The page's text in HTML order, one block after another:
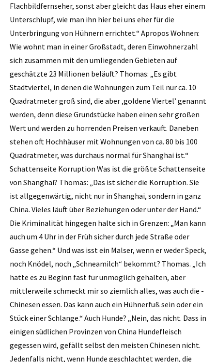
Flachbildfernseher, sonst aber gleicht das Haus eher einem
Unterschlupf, wie man ihn hier bei uns eher für die
Unterbringung von Hühnern errichtet.“ Apropos Wohnen:
Wie wohnt man in einer Großstadt, deren Einwohnerzahl
sich zusammen mit den umliegenden Gebieten auf
geschätzte 23 Millionen beläuft? Thomas: „Es gibt
Stadtviertel, in denen die Wohnungen zum Teil nur ca. 10
Quadratmeter groß sind, die aber ‚goldene Viertel’ genannt
werden, denn diese Grundstücke haben einen sehr großen
Wert und werden zu horrenden Preisen verkauft. Daneben
stehen oft Hochhäuser mit Wohnungen von ca. 80 bis 100
Quadratmeter, was durchaus normal für Shanghai ist.“
Schattenseite Korruption Was ist die größte Schatten­seite
von Shanghai? Thomas: „Das ist sicher die Korruption. Sie
ist allgegenwärtig, nicht nur in Shanghai, sondern in ganz
China. Vieles läuft über Beziehungen oder unter der Hand.“
Die Kriminalität hingegen halte sich in Grenzen: „Man kann
auch um 4 Uhr in der Früh sicher durch jede Straße oder
Gasse gehen.“ Und was isst ein Malser, wenn er weder Speck,
noch Knödel, noch „Schneamilch“ bekommt? Thomas. „Ich
hätte es zu Beginn fast für unmöglich gehalten, aber
mittlerweile schmeckt mir so ziemlich alles, was auch die ­
Chinesen essen. Das kann auch ein Hühnerfuß sein oder ein
Stück einer Schlange.“ Auch Hunde? „Nein, das nicht. Dass in
einigen südlichen Provinzen von China Hundefleisch
gegessen wird, gefällt selbst den meisten Chinesen nicht.
Jedenfalls nicht, wenn Hunde geschlachtet werden, die